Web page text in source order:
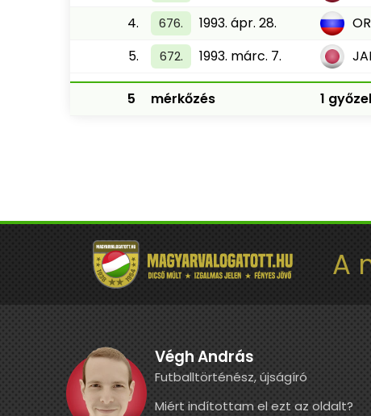
4. 676. 1993. ápr. 28.
5. 672. 1993. márc. 7.
5 mérkőzés 1
A
Végh András
Futballtörténész, újságíró
Miért indítottam el ezt az oldalt?